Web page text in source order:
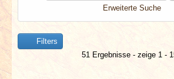
NEWS & DATES
BERICHTE
Erweiterte Suche
Filters
51 Ergebnisse - zeige 1 -